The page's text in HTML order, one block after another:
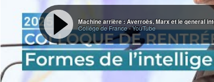
Such reactions are common after intelligence scandals. Governments
stabilize political damage. Historians repeatedly encounter this pattern
4. Sacrificial Containment
#evidencebecomes overwhelming, lower-ranking officials are often
In the Rainbow Warrior#affair, DGSE chief Pierre#Lacosteand Defense
#Mitterrand,however, remained politically untouched and won reelection in
The structure resembles a firewall in computer systems: expendable layers
Machine arrière : Averroès, Marx et le general
Collège de France-YouTube